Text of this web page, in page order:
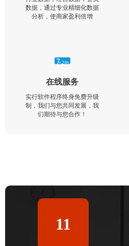
数据，通过专业精细化数据
分析，使商家盈利倍增
在线服务
实行软件程序终身免费升级
制，我们与您共同发展，我
们期待与您合作！
11